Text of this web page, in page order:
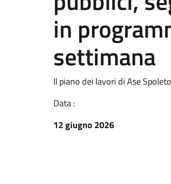
in
settimana
Il piano dei lavori di Ase
Data :
12 giugno 2026